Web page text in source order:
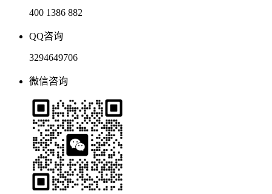
400 1386 882
QQ咨询
3294649706
微信咨询